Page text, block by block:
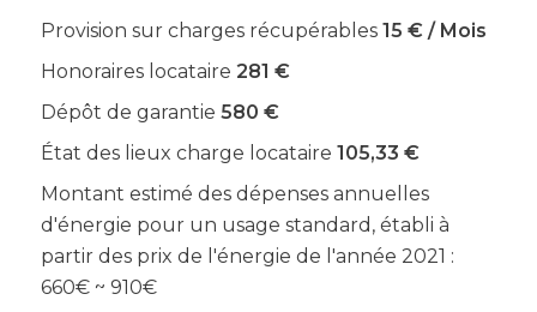
Provision sur charges récupérables 15 € / Mois
Honoraires locataire 281 €
Dépôt de garantie 580 €
État des lieux charge locataire 105,33 €
Montant estimé des dépenses annuelles
d'énergie pour un usage standard, établi à
partir des prix de l'énergie de l'année 2021 :
660€ ~ 910€